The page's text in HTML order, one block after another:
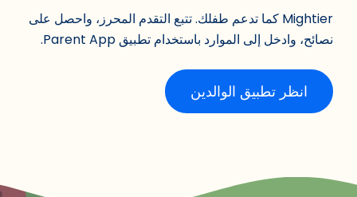
Mightier كما تدعم طفلك. تتبع التقدم المحرز، واحصل على
نصائح، وادخل إلى الموارد باستخدام تطبيق Parent App.
انظر تطبيق الوالدين